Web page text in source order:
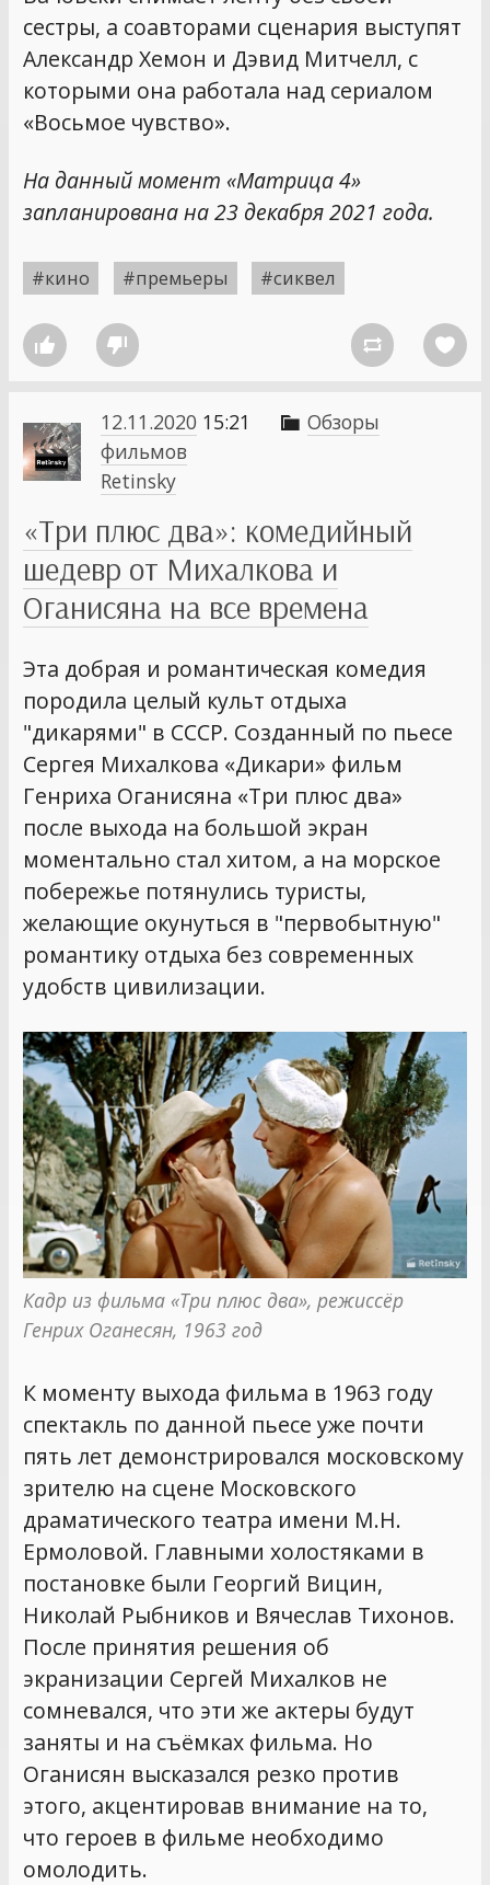
сестры, а соавторами сценария выступят
Александр Хемон и Дэвид Митчелл, с
которыми она работала над сериалом
«Восьмое чувство».
На данный момент «Матрица 4»
запланирована на 23 декабря 2021 года.
#кино #премьеры #сиквел
   
12.11.2020 15:21  Обзоры
фильмов
Retinsky
«Три плюс два»: комедийный
шедевр от Михалкова и
Оганисяна на все времена
Эта добрая и романтическая комедия
породила целый культ отдыха
"дикарями" в СССР. Созданный по пьесе
Сергея Михалкова «Дикари» фильм
Генриха Оганисяна «Три плюс два»
после выхода на большой экран
моментально стал хитом, а на морское
побережье потянулись туристы,
желающие окунуться в "первобытную"
романтику отдыха без современных
удобств цивилизации.
Кадр из фильма «Три плюс два», режиссёр
Генрих Оганесян, 1963 год
К моменту выхода фильма в 1963 году
спектакль по данной пьесе уже почти
пять лет демонстрировался московскому
зрителю на сцене Московского
драматического театра имени М.Н.
Ермоловой. Главными холостяками в
постановке были Георгий Вицин,
Николай Рыбников и Вячеслав Тихонов.
После принятия решения об
экранизации Сергей Михалков не
сомневался, что эти же актеры будут
заняты и на съёмках фильма. Но
Оганисян высказался резко против
этого, акцентировав внимание на то,
что героев в фильме необходимо
омолодить.